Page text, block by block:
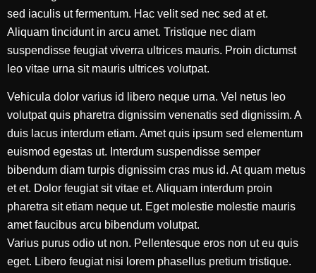
sed iaculis ut fermentum. Hac velit sed nec sed at et.
Aliquam tincidunt in arcu amet. Tristique nec diam
suspendisse feugiat viverra ultrices mauris. Proin dictumst
leo vitae urna sit mauris ultrices volutpat.
Vehicula dolor varius id libero neque urna. Vel netus leo
volutpat quis pharetra dignissim venenatis sed dignissim. A
duis lacus interdum etiam. Amet quis ipsum sed elementum
euismod egestas ut. Interdum suspendisse semper
bibendum diam turpis dignissim cras mus id. At quam metus
et et. Dolor feugiat sit vitae et. Aliquam interdum proin
pharetra sit etiam neque ut. Eget molestie molestie mauris
amet faucibus arcu bibendum volutpat.
Varius purus odio ut non. Pellentesque eros non ut eu quis
eget. Libero feugiat nisi lorem phasellus pretium tristique.